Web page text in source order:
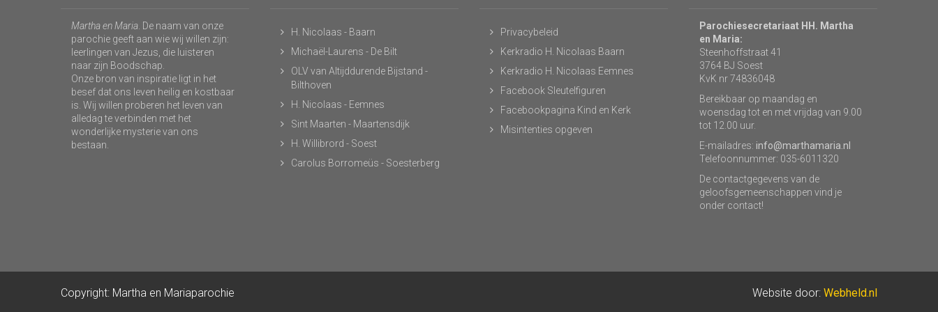
Martha en Maria . De naam van onze
parochie geeft aan wie wij willen zijn:
leerlingen van Jezus, die luisteren
naar zijn Boodschap.
Onze bron van inspiratie ligt in het
besef dat ons leven heilig en kostbaar
is. Wij willen proberen het leven van
alledag te verbinden met het
wonderlijke mysterie van ons
bestaan.
H. Nicolaas - Baarn
Michaël-Laurens - De Bilt
OLV van Altijddurende Bijstand -
Bilthoven
H. Nicolaas - Eemnes
Sint Maarten - Maartensdijk
H. Willibrord - Soest
Carolus Borromeüs - Soesterberg
Privacybeleid
Kerkradio H. Nicolaas Baarn
Kerkradio H. Nicolaas Eemnes
Facebook Sleutelfiguren
Facebookpagina Kind en Kerk
Misintenties opgeven
Parochiesecretariaat HH. Martha
en Maria:
Steenhoffstraat 41
3764 BJ Soest
KvK nr 74836048
Bereikbaar op maandag en
woensdag tot en met vrijdag van 9.00
tot 12.00 uur.
E-mailadres: info@marthamaria.nl
Telefoonnummer: 035-6011320
De contactgegevens van de
geloofsgemeenschappen vind je
onder contact!
Copyright: Martha en Mariaparochie Website door: Webheld.nl